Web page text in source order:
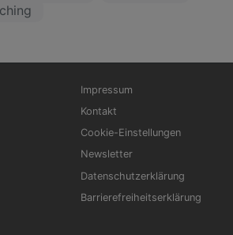
Fußbereichsmenü
Impressum
Kontakt
Cookie-Einstellungen
Newsletter
Datenschutzerklärung
Barrierefreiheitserklärung